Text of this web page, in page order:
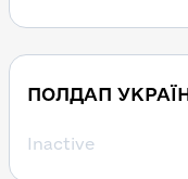
ПОЛДАП
Inactive